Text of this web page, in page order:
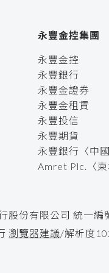
永豐金控集團
永豐金控
永豐銀行
永豐金證券
永豐金租賃
永豐投信
永豐期貨
永豐銀行〈中國
Amret Plc.〈柬
股份有限公司 統一
瀏覽器建議/解析度